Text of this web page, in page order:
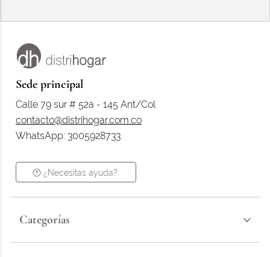
Sede principal
Calle 79 sur # 52a - 145 Ant/Col
contacto@distrihogar.com.co
WhatsApp: 3005928733
¿Necesitas ayuda?
Categorías